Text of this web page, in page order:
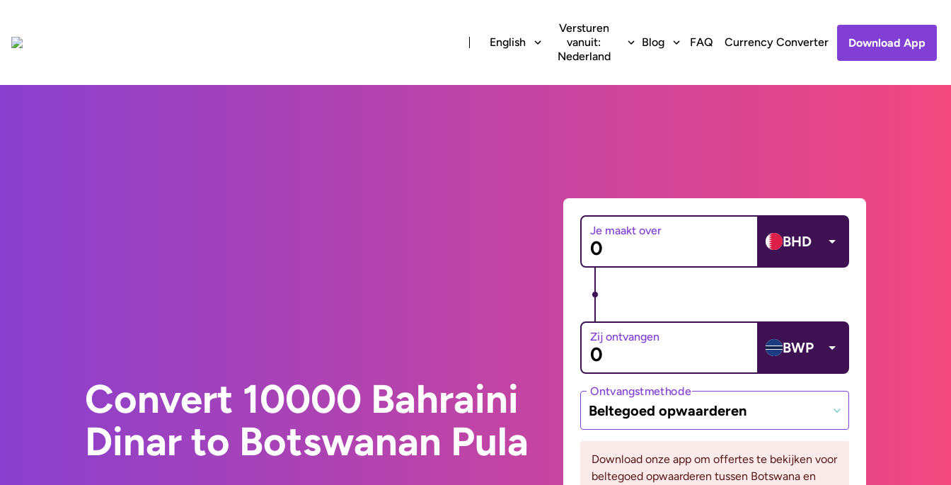
English
Versturen
vanuit:
Nederland
Blog FAQ Currency Converter Download App
Convert 10000 Bahraini
Dinar to Botswanan Pula
Je maakt over
BHD
Zij ontvangen
BWP
Ontvangstmethode
Beltegoed opwaarderen
Download onze app om offertes te bekijken voor
beltegoed opwaarderen tussen Botswana en